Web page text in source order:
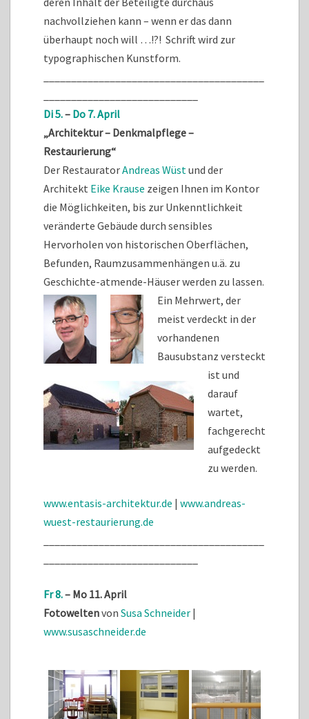
nachvollziehen kann – wenn er das dann
überhaupt noch will …!?! Schrift wird zur
typographischen Kunstform.
Di 5.– Do 7. April
„Architektur – Denkmalpflege –
Restaurierung“
Der RestauratorAndreas Wüstund der
Architekt Eike Krause zeigen Ihnen im Kontor
die Möglichkeiten, bis zur Unkenntlichkeit
veränderte Gebäude durch sensibles
Hervorholen von historischen Oberflächen,
Befunden, Raumzusammenhängen u.ä. zu
Geschichte-atmende-Häuser werden zu lassen.
Ein Mehrwert, der
meist verdeckt in der
vorhandenen
Bausubstanz versteckt
ist und
darauf
wartet,
fachgerecht
aufgedeckt
zu werden.
www.entasis-architektur.de | www.andreas-
wuest-restaurierung.de
Fr 8.– Mo 11. April
Fotoweltenvon Susa Schneider |
www.susaschneider.de